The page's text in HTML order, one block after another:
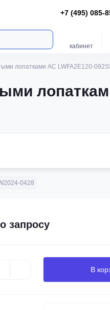
+7 (495) 085-
кабинет
лопатками AC LWFA2E120-
0428
запросу
В